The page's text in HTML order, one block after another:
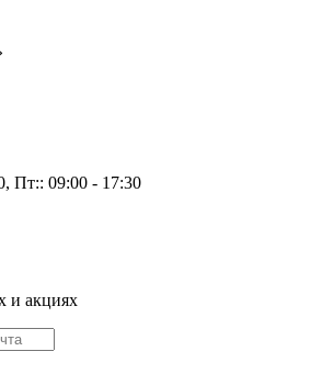
Пт:: 09:00 - 17:30
и акциях